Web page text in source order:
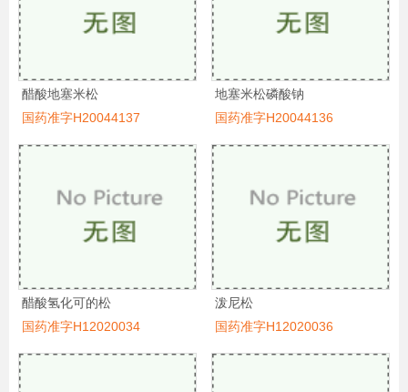
醋酸地塞米松
国药准字H20044137
地塞米松磷酸钠
国药准字H20044136
醋酸氢化可的松
国药准字H12020034
泼尼松
国药准字H12020036